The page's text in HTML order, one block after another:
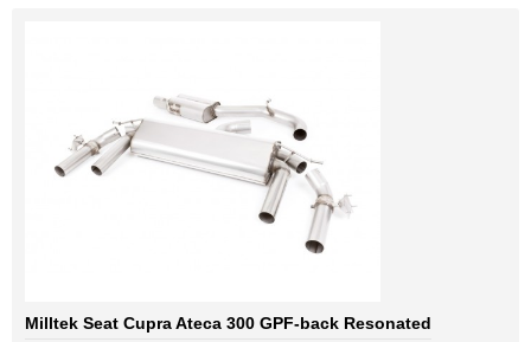
Milltek Seat Cupra Ateca 300 GPF-back Resonated